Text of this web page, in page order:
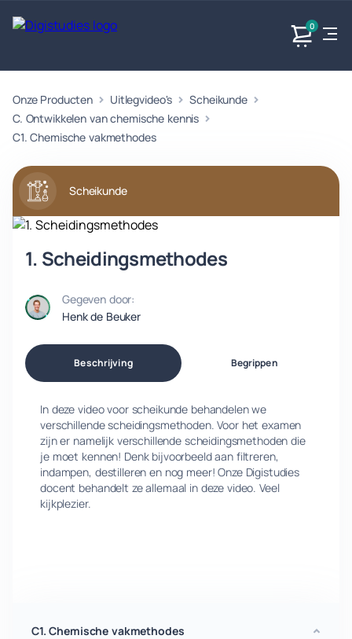
0
Exacte
vakken
Geen
vakken.
Taalvakken
Geen
Maatschappijvakken
Geen vakken.
Onze Producten Uitlegvideo's
Scheikunde
C. Ontwikkelen van chemische kennis
C1. Chemische vakmethodes
Scheikunde
1. Scheidingsmethodes
Gegeven door:
Henk de Beuker
Beschrijving Begrippen
In deze video voor scheikunde behandelen we
verschillende scheidingsmethoden. Voor het examen
zijn er namelijk verschillende scheidingsmethoden die
je moet kennen! Denk bijvoorbeeld aan filtreren,
indampen, destilleren en nog meer! Onze Digistudies
docent behandelt ze allemaal in deze video. Veel
kijkplezier.
C1. Chemische vakmethodes